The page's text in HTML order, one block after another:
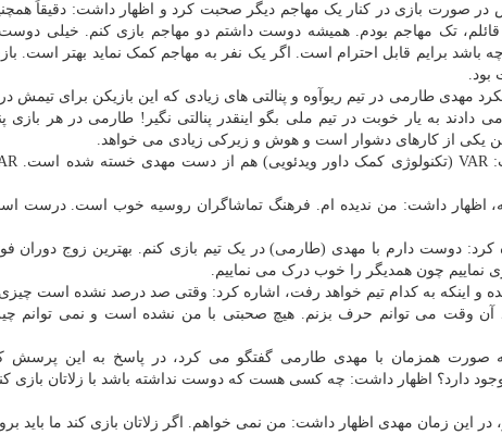
در صورت بازی در کنار یک مهاجم دیگر صحبت کرد و اظهار داشت: دقیقاً
قائلم، تک مهاجم بودم. همیشه دوست داشتم دو مهاجم بازی کنم. خیلی
باشد برایم قابل احترام است. اگر یک نفر به مهاجم کمک نماید بهتر است.
بود.
مهدی طارمی در تیم ریوآوه و پنالتی های زیادی که این بازیکن برای تیمش
می دادند به یار خوبت در تیم ملی بگو اینقدر پنالتی نگیر! طارمی در هر
یکی از کارهای دشوار است و هوش و زیرکی زیادی می خواهد.
اظهار داشت: من ندیده ام. فرهنگ تماشاگران روسیه خوب است. درست
کرد: دوست دارم با مهدی (طارمی) در یک تیم بازی کنم. بهترین زوج دوران
نماییم چون همدیگر را خوب درک می نماییم.
و اینکه به کدام تیم خواهد رفت، اشاره کرد: وقتی صد درصد نشده است
وقت می توانم حرف بزنم. هیچ صحبتی با من نشده است و نمی توانم چیزی
برنامه «فوتبال ۱۲۰» و به صورت همزمان با مهدی طارمی گفتگو می کرد، در پاسخ به این
وجود دارد؟ اظهار داشت: چه کسی هست که دوست نداشته باشد با زلاتان بازی
در این زمان مهدی اظهار داشت: من نمی خواهم. اگر زلاتان بازی کند ما باید